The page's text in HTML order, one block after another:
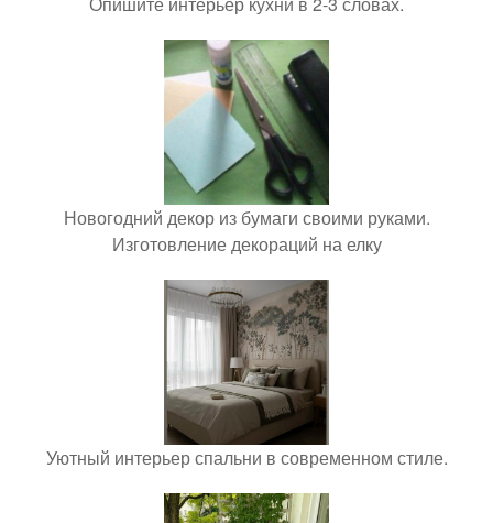
Новогодний декор из бумаги своими руками.
Изготовление декораций на елку
Уютный интерьер спальни в современном стиле.